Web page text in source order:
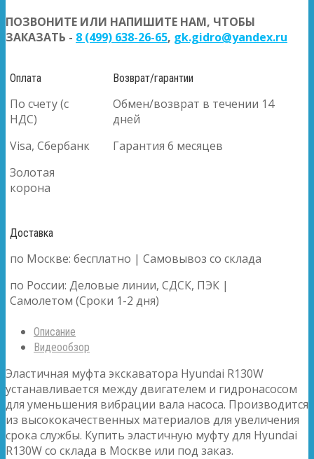
ПОЗВОНИТЕ ИЛИ НАПИШИТЕ НАМ, ЧТОБЫ
ЗАКАЗАТЬ - 8 (499) 638-26-65, gk.gidro@yandex.ru
Оплата
По счету (с
НДС)
Visa, Сбербанк
Золотая
корона
Возврат/гарантии
Обмен/возврат в течении 14
дней
Гарантия 6 месяцев
Доставка
по Москве: бесплатно | Самовывоз со склада
по России: Деловые линии, СДСК, ПЭК |
Самолетом (Сроки 1-2 дня)
Описание
Видеообзор
Эластичная муфта экскаватора Hyundai R130W
устанавливается между двигателем и гидронасосом
для уменьшения вибрации вала насоса. Производится
из высококачественных материалов для увеличения
срока службы. Купить эластичную муфту для Hyundai
R130W со склада в Москве или под заказ.